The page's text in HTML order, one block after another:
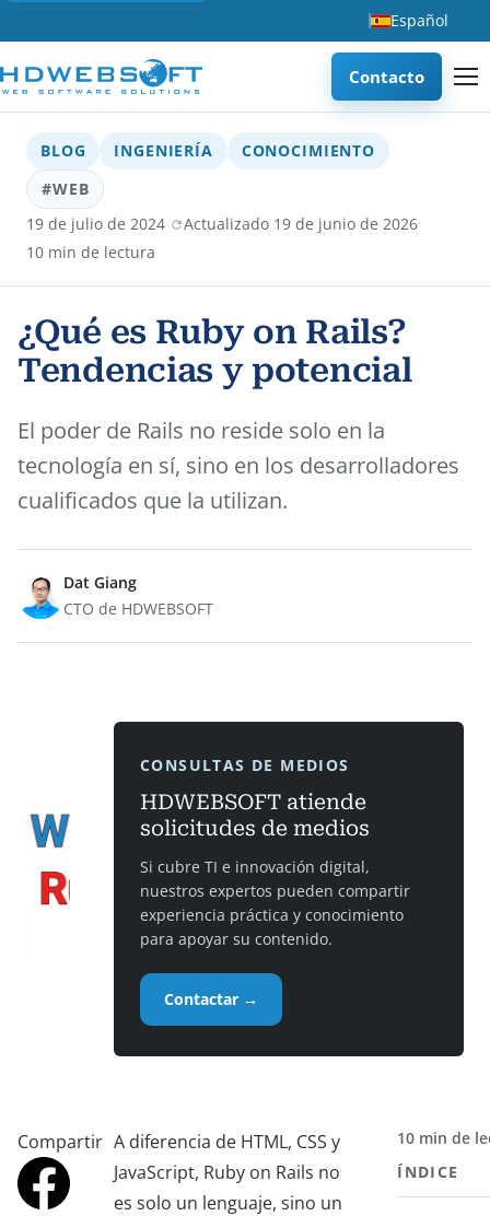
Español
Contacto
BLOG INGENIERÍA
CONOCIMIENTO
#WEB
19 de julio de 2024· Actualizado 19 de junio de 2026·
10 min de lectura
¿Qué es Ruby on Rails?
Tendencias y potencial
El poder de Rails no reside solo en la
tecnología en sí, sino en los desarrolladores
cualificados que la utilizan.
Dat Giang
CTO de HDWEBSOFT
CONSULTAS DE MEDIOS
HDWEBSOFT atiende
solicitudes de medios
Si cubre TI e innovación digital,
nuestros expertos pueden compartir
experiencia práctica y conocimiento
para apoyar su contenido.
Contactar →
Compartir A diferencia de HTML, CSS y
JavaScript, Ruby on Rails no
es solo un lenguaje, sino un
10 min de
ÍNDICE